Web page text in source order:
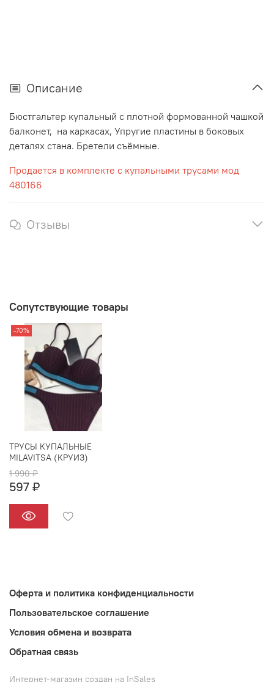
Описание
Бюстгальтер купальный с плотной формованной чашкой
балконет, на каркасах, Упругие пластины в боковых
деталях стана. Бретели съёмные.
Продается в комплекте с купальными трусами мод
480166
Отзывы
Сопутствующие товары
-70%
ТРУСЫ КУПАЛЬНЫЕ
MILAVITSA (КРУИЗ)
1 990 ₽
597 ₽
Оферта и политика конфиденциальности
Пользовательское соглашение
Условия обмена и возврата
Обратная связь
Интернет-магазин создан на InSales